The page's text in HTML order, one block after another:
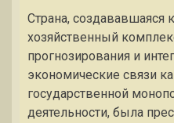
Страна, создававшаяся
хозяйственный
прогнозирования и
экономические связи
государственной
деятельности, была